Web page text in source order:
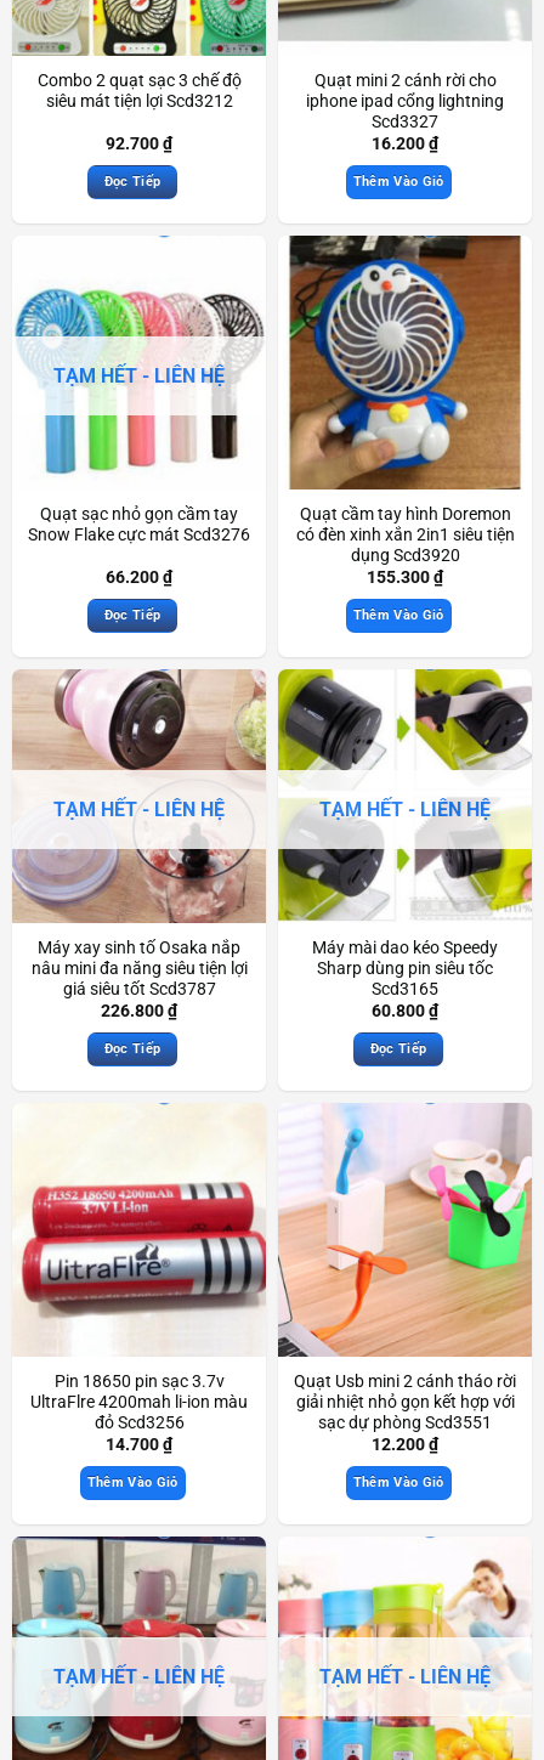
Combo 2 quạt sạc 3 chế độ
siêu mát tiện lợi Scd3212
92.700₫
Đọc Tiếp
Quạt mini 2 cánh rời cho
iphone ipad cổng lightning
Scd3327
16.200₫
Thêm Vào Giỏ
TẠM HẾT - LIÊN HỆ
Quạt sạc nhỏ gọn cầm tay
Snow Flake cực mát Scd3276
66.200₫
Đọc Tiếp
Quạt cầm tay hình Doremon
có đèn xinh xắn 2in1 siêu tiện
dụng Scd3920
155.300₫
Thêm Vào Giỏ
TẠM HẾT - LIÊN HỆ
Máy xay sinh tố Osaka nắp
nâu mini đa năng siêu tiện lợi
giá siêu tốt Scd3787
226.800₫
Đọc Tiếp
TẠM HẾT - LIÊN HỆ
Máy mài dao kéo Speedy
Sharp dùng pin siêu tốc
Scd3165
60.800₫
Đọc Tiếp
Pin 18650 pin sạc 3.7v
UltraFlre 4200mah li-ion màu
đỏ Scd3256
14.700₫
Thêm Vào Giỏ
Quạt Usb mini 2 cánh tháo rời
giải nhiệt nhỏ gọn kết hợp với
sạc dự phòng Scd3551
12.200₫
Thêm Vào Giỏ
TẠM HẾT - LIÊN HỆ TẠM HẾT - LIÊN HỆ